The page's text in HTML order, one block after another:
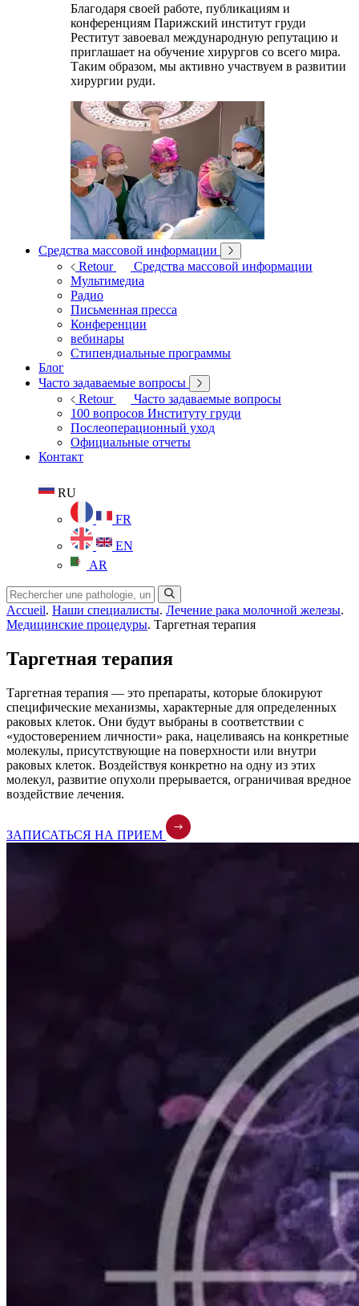
Благодаря своей работе, публикациям и
конференциям Парижский институт груди
Реститут завоевал международную репутацию и
приглашает на обучение хирургов со всего мира.
Таким образом, мы активно участвуем в развитии
хирургии руди.
Средства массовой информации
Retour
Средства массовой информации
Мультимедиа
Радио
Письменная пресса
Конференции
вебинары
Стипендиальные программы
Блог
Часто задаваемые вопросы
Retour
Часто задаваемые вопросы
100 вопросов Институту груди
Послеоперационный уход
Официальные отчеты
Контакт
RU
FR
EN
AR
Accueil. Наши специалисты. Лечение рака молочной железы.
Медицинские процедуры. Таргетная терапия
Таргетная терапия
Таргетная терапия — это препараты, которые блокируют
специфические механизмы, характерные для определенных
раковых клеток. Они будут выбраны в соответствии с
«удостоверением личности» рака, нацеливаясь на конкретные
молекулы, присутствующие на поверхности или внутри
раковых клеток. Воздействуя конкретно на одну из этих
молекул, развитие опухоли прерывается, ограничивая вредное
воздействие лечения.
ЗАПИСАТЬСЯ НА ПРИЕМ